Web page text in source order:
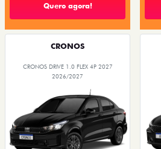
Quero agora!
CRONOS
CRONOS DRIVE 1.0 FLEX 4P 2027
2026/2027